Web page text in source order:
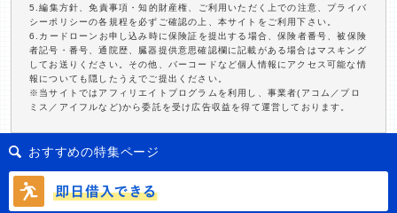
5.編集方針、免責事項・知的財産権、ご利用いただく上での注意、プライバ
シーポリシーの各規程を必ずご確認の上、本サイトをご利用下さい。
6.カードローンお申し込み時に保険証を提出する場合、保険者番号、被保険
者記号・番号、通院歴、臓器提供意思確認欄に記載がある場合はマスキング
してお送りください。その他、バーコードなど個人情報にアクセス可能な情
報についても隠したうえでご提出ください。
※当サイトではアフィリエイトプログラムを利用し、事業者(アコム／プロ
ミス／アイフルなど)から委託を受け広告収益を得て運営しております。
おすすめの特集ページ